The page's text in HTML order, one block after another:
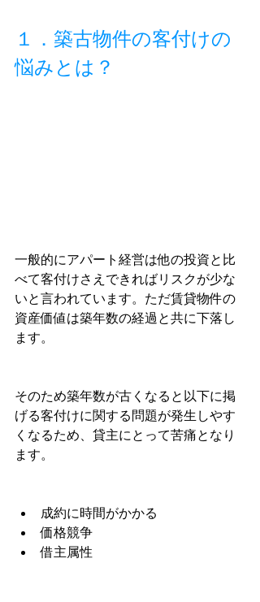
１．築古物件の客付けの
悩みとは？
一般的にアパート経営は他の投資と比
べて客付けさえできればリスクが少な
いと言われています。ただ賃貸物件の
資産価値は築年数の経過と共に下落し
ます。
そのため築年数が古くなると以下に掲
げる客付けに関する問題が発生しやす
くなるため、貸主にとって苦痛となり
ます。
成約に時間がかかる
価格競争
借主属性